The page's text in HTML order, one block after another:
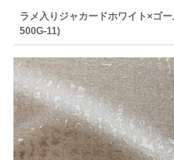
ラメ入りジャカードホワイト×ゴ
500G-11)